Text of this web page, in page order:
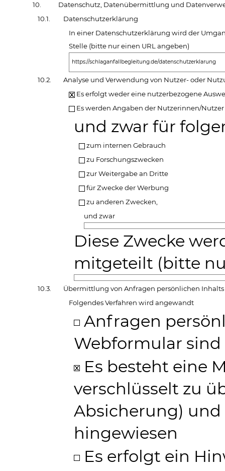
10.
Datenschutz, Datenübermittlung und
10.1.
Datenschutzerklärung
In einer Datenschutzerklärung wird der
Stelle (bitte nur einen URL angeben)
https://schlaganfallbegleitung.de/datenschutzerklarung
10.2.
Analyse und Verwendung von Nutzer- oder
Es erfolgt weder eine nutzerbezogene
Es werden Angaben der Nutzerinnen/
und zwar für
zum internen Gebrauch
zu Forschungszwecken
zur Weitergabe an Dritte
für Zwecke der Werbung
zu anderen Zwecken,
und zwar
Diese Zwecke
mitgeteilt (bitte
10.3.
Übermittlung von Anfragen persönlichen Inhalts
Folgendes Verfahren wird angewandt
Anfragen
Webformular
Es besteht eine
verschlüsselt zu
Absicherung)
hingewiesen
Es erfolgt ein